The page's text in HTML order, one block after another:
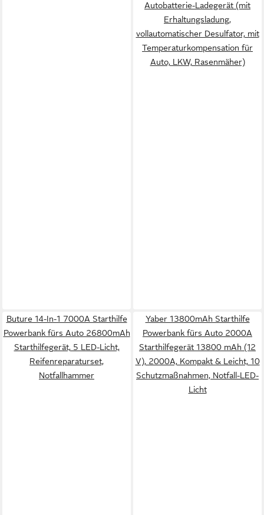
Autobatterie-Ladegerät (mit
Erhaltungsladung,
vollautomatischer Desulfator, mit
Temperaturkompensation für
Auto, LKW, Rasenmäher)
Buture 14-In-1 7000A Starthilfe
Powerbank fürs Auto 26800mAh
Starthilfegerät, 5 LED-Licht,
Reifenreparaturset,
Notfallhammer
Yaber 13800mAh Starthilfe
Powerbank fürs Auto 2000A
Starthilfegerät 13800 mAh (12
V), 2000A, Kompakt & Leicht, 10
Schutzmaßnahmen, Notfall-LED-
Licht